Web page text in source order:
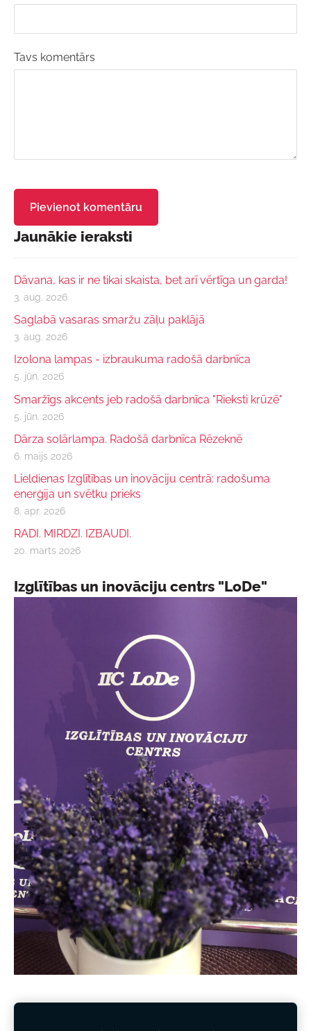
Jaunākie ieraksti
Dāvana, kas ir ne tikai skaista, bet arī vērtīga un garda!
3. aug. 2026
Saglabā vasaras smaržu zāļu paklājā
3. aug. 2026
Izolona lampas - izbraukuma radošā darbnīca
5. jūn. 2026
Smaržīgs akcents jeb radošā darbnīca "Rieksti krūzē"
5. jūn. 2026
Dārza solārlampa. Radošā darbnīca Rēzeknē
6. maijs 2026
Lieldienas Izglītības un inovāciju centrā: radošuma
enerģija un svētku prieks
8. apr. 2026
RADI. MIRDZI. IZBAUDI.
20. marts 2026
Izglītības un inovāciju centrs "LoDe"
Tavs komentārs